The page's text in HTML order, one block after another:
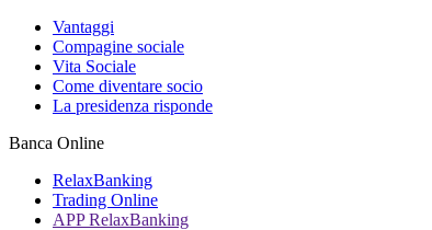
Vantaggi
Compagine sociale
Vita Sociale
Come diventare socio
La presidenza risponde
Banca Online
RelaxBanking
Trading Online
APP RelaxBanking